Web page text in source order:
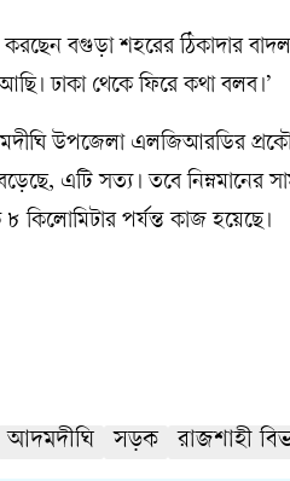
করছেন বগুড়া শহরের ঠিকাদার
আছি। ঢাকা থেকে ফিরে কথা বলব।’
উপজেলা এলজিআরডির
এটি সত্য। তবে নিম্নমানের
কিলোমিটার পর্যন্ত কাজ হয়েছে।
আদমদীঘি সড়ক রাজশাহী